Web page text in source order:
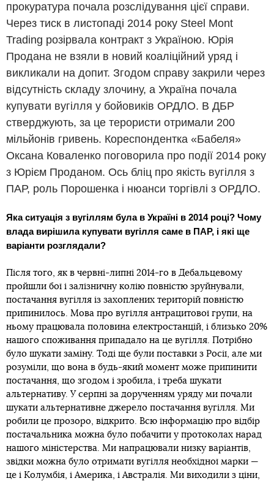
прокуратура почала розслідування цієї справи.
Через тиск в листопаді 2014 року Steel Mont
Trading розірвала контракт з Україною. Юрія
Продана не взяли в новий коаліційний уряд і
викликали на допит. Згодом справу закрили через
відсутність складу злочину, а Україна почала
купувати вугілля у бойовиків ОРДЛО. В ДБР
стверджують, за це терористи отримали 200
мільйонів гривень. Кореспондентка «Бабеля»
Оксана Коваленко поговорила про події 2014 року
з Юрієм Проданом. Ось бліц про якість вугілля з
ПАР, роль Порошенка і нюанси торгівлі з ОРДЛО.
Яка ситуація з вугіллям була в Україні в 2014 році? Чому
влада вирішила купувати вугілля саме в ПАР, і які ще
варіанти розглядали?
Після того, як в червні-липні 2014-го в Дебальцевому
пройшли бої і залізничну колію повністю зруйнували,
постачання вугілля із захоплених територій повністю
припинилось. Мова про вугілля антрацитової групи, на
ньому працювала половина електростанцій, і близько 20%
нашого споживання припадало на це вугілля. Потрібно
було шукати заміну. Тоді ще були поставки з Росії, але ми
розуміли, що вона в будь-який момент може припинити
постачання, що згодом і зробила, і треба шукати
альтернативу. У серпні за дорученням уряду ми почали
шукати альтернативне джерело постачання вугілля. Ми
робили це прозоро, відкрито. Всю інформацію про відбір
постачальника можна було побачити у протоколах нарад
нашого міністерства. Ми напрацювали низку варіантів,
звідки можна було отримати вугілля необхідної марки —
це і Колумбія, і Америка, і Австралія. Ми виходили з ціни,